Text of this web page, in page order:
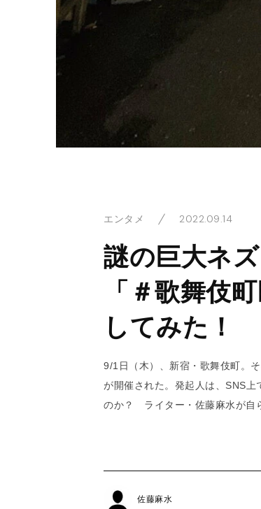
エンタメ 2022.09.14
謎の巨大ネ
「＃歌舞伎
してみた！
9/1日（木）、新宿・歌舞伎町。
が開催された。発起人は、SNS
のか？ ライター・佐藤麻水が自
佐藤麻水